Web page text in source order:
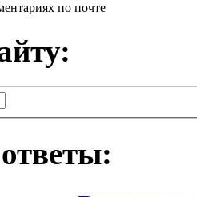
по почте